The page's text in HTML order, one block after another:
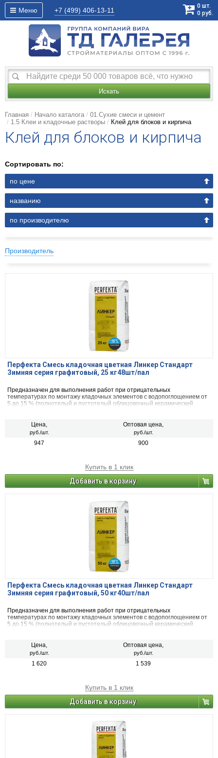
Меню +7 (499) 406-13-11
0 шт.
0 руб.
Искать
Главная Начало каталога
01.Сухие смеси и цемент
1.5 Клеи и кладочные растворы
Клей для блоков и кирпича
Клей для блоков и кирпича
Сортировать по:
по цене
названию
по производителю
Производитель
Перфекта Смесь кладочная цветная Линкер Стандарт
Зимняя серия графитовый, 25 кг48шт/пал
Предназначен для выполнения работ при отрицательных
температурах по монтажу кладочных элементов с водопоглощением от
5 до 15 % (полнотелый и пустотелый облицовочный керамический
Цена,
руб./шт.
Оптовая цена,
руб./шт.
947 900
Купить в 1 клик
Добавить в корзину
Перфекта Смесь кладочная цветная Линкер Стандарт
Зимняя серия графитовый, 50 кг40шт/пал
Предназначен для выполнения работ при отрицательных
температурах по монтажу кладочных элементов с водопоглощением от
5 до 15 % (полнотелый и пустотелый облицовочный керамический
Цена,
руб./шт.
Оптовая цена,
руб./шт.
1 620 1 539
Купить в 1 клик
Добавить в корзину